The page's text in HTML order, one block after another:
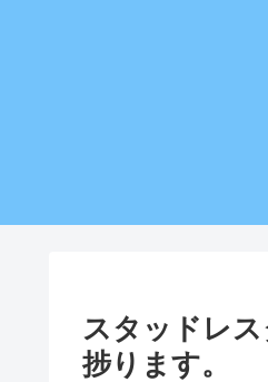
スタッドレ
捗ります。